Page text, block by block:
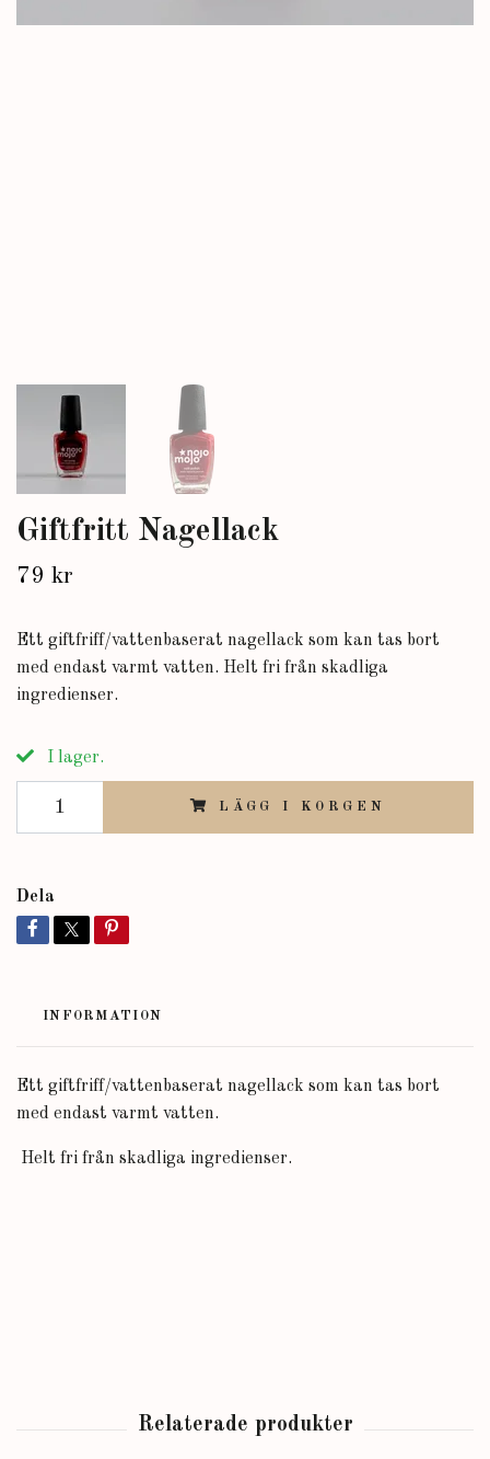
Giftfritt Nagellack
79 kr
Ett giftfriff/vattenbaserat nagellack som kan tas bort
med endast varmt vatten. Helt fri från skadliga
ingredienser.
I lager.
LÄGG I KORGEN
Dela
INFORMATION
Ett giftfriff/vattenbaserat nagellack som kan tas bort
med endast varmt vatten.
Helt fri från skadliga ingredienser.